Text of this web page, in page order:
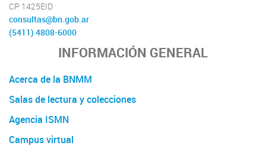
CP 1425EID
consultas@bn.gob.ar
(5411) 4808-6000
INFORMACIÓN GENERAL
Acerca de la BNMM
Salas de lectura y colecciones
Agencia ISMN
Campus virtual